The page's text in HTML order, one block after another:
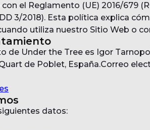
el Reglamento (UE) 2016/679
3/2018). Esta política explica
utiliza nuestro Sitio Web o
de Under the Tree es Igor
de Poblet, España.Correo
datos: